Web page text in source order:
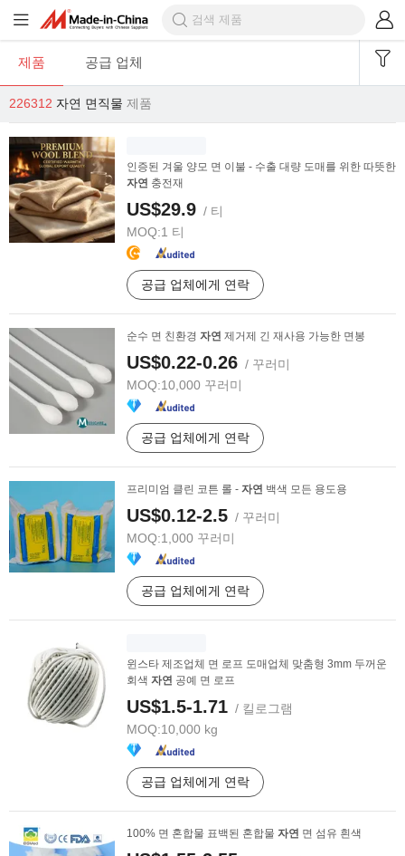
제품 공급 업체
226312 자연 면직물 제품
인증된 겨울 양모 면 이불 - 수출 대량 도매를 위한 따뜻한
자연 충전재
US$29.9 / 티
MOQ:1 티
공급 업체에게 연락
순수 면 친환경 자연 제거제 긴 재사용 가능한 면봉
US$0.22-0.26 / 꾸러미
MOQ:10,000 꾸러미
공급 업체에게 연락
프리미엄 클린 코튼 롤 - 자연 백색 모든 용도용
US$0.12-2.5 / 꾸러미
MOQ:1,000 꾸러미
공급 업체에게 연락
윈스타 제조업체 면 로프 도매업체 맞춤형 3mm 두꺼운
회색 자연 공예 면 로프
US$1.5-1.71 / 킬로그램
MOQ:10,000 kg
공급 업체에게 연락
100% 면 혼합물 표백된 혼합물 자연 면 섬유 흰색